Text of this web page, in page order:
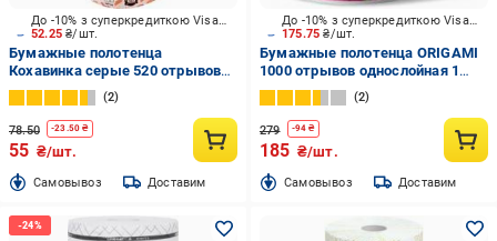
52.25₴/шт.
До -10% з суперкредиткою Visa Вигода
Бумажные полотенца
Кохавинка серые 520 отрывов
однослойная 1 шт.
2
78.50 -23.50 ₴
55 ₴/шт.
Cамовывоз Доставим
175.75₴/шт.
До -10% з суперкредиткою Visa Вигода
Бумажные полотенца ORIGAMI
1000 отрывов однослойная 1
шт.
2
279 -94 ₴
185 ₴/шт.
Cамовывоз Доставим